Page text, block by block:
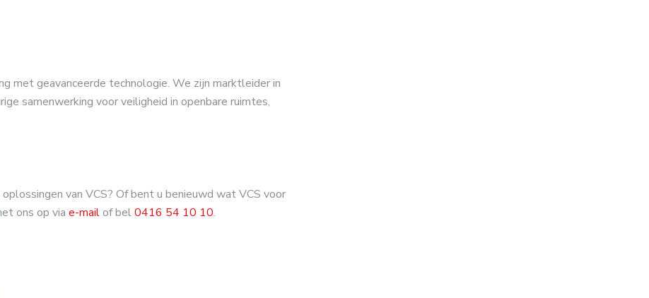
met geavanceerde technologie. We zijn marktleider in
samenwerking voor veiligheid in openbare ruimtes,
van VCS? Of bent u benieuwd wat VCS voor
ons op via e-mailof bel0416 54 10 10.